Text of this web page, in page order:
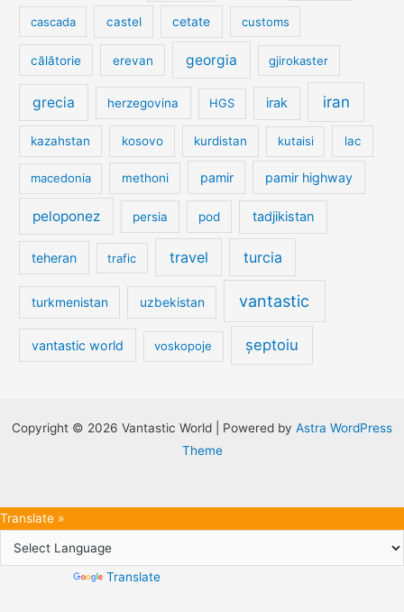
cascada castel cetate customs
călătorie erevan georgia gjirokaster
grecia herzegovina HGS irak iran
kazahstan kosovo kurdistan kutaisi lac
macedonia methoni pamir pamir highway
peloponez persia pod tadjikistan
teheran trafic travel turcia
turkmenistan uzbekistan vantastic
vantastic world voskopoje șeptoiu
Copyright © 2026 Vantastic World | Powered by Astra WordPress
Theme
Translate »
Translate